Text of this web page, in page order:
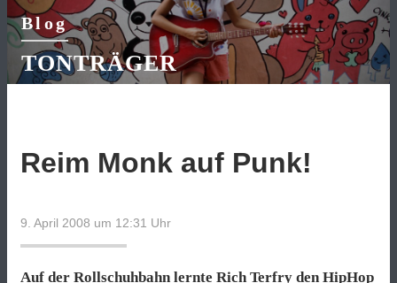
Blog
TONTRÄGER
Reim Monk auf Punk!
9. April 2008 um 12:31 Uhr
Auf der Rollschuhbahn lernte Rich Terfry den HipHop